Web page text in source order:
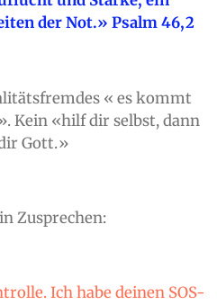
der Not.» Psalm 46,2
« es kommt
Kein «hilf dir selbst, dann
Gott.»
Zusprechen:
Ich habe deinen SOS-